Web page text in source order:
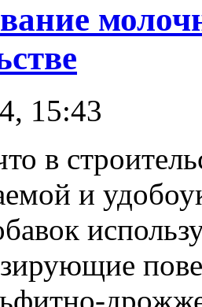
15:43
в
и